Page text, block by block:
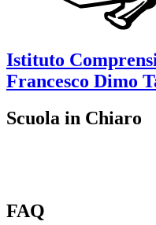
Istituto
Francesco Dimo
Scuola in Chiaro
FAQ